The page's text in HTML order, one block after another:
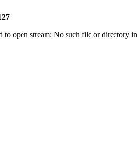
to open stream: No such file or directory in